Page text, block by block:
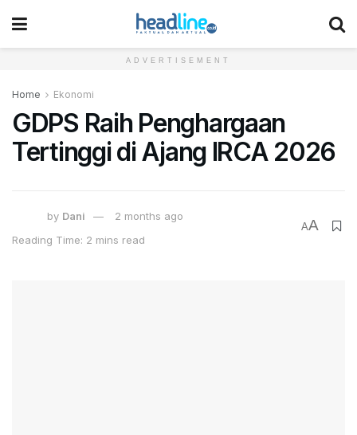
ADVERTISEMENT
Home Ekonomi
GDPS Raih Penghargaan
Tertinggi di Ajang IRCA 2026
by Dani
2 months ago
Reading Time: 2 mins read
AA